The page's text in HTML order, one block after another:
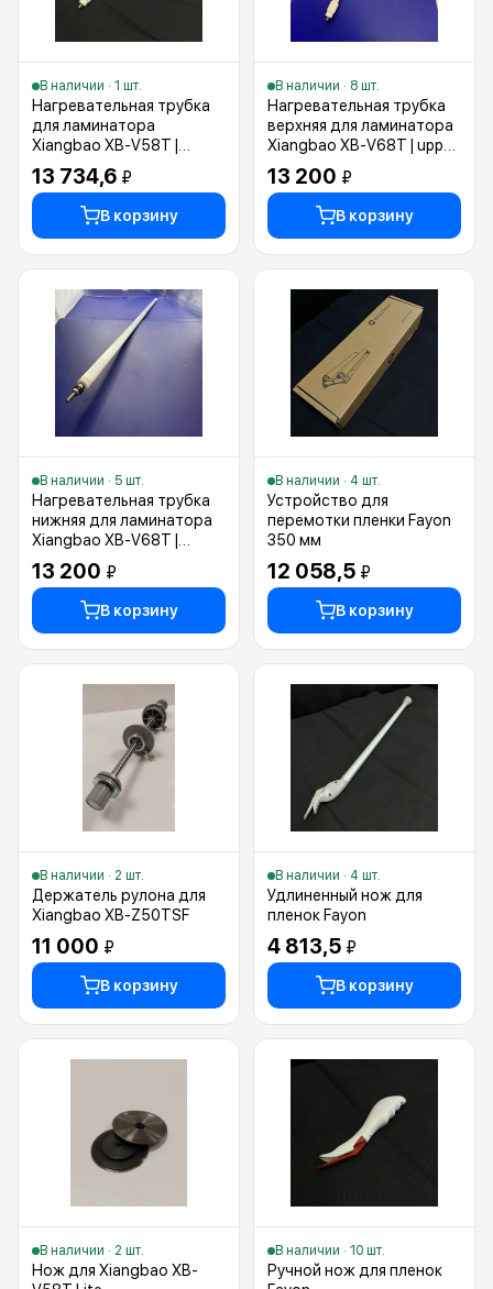
В наличии · 1 шт.
Нагревательная трубка
для ламинатора
Xiangbao XB-V58T |
Heating tube
13 734,6 ₽
В корзину
В наличии · 8 шт.
Нагревательная трубка
верхняя для ламинатора
Xiangbao XB-V68T | upper
lamp
13 200 ₽
В корзину
В наличии · 5 шт.
Нагревательная трубка
нижняя для ламинатора
Xiangbao XB-V68T |
Bottom lamp
13 200 ₽
В корзину
В наличии · 4 шт.
Устройство для
перемотки пленки Fayon
350 мм
12 058,5 ₽
В корзину
В наличии · 2 шт.
Держатель рулона для
Xiangbao XB-Z50TSF
11 000 ₽
В корзину
В наличии · 4 шт.
Удлиненный нож для
пленок Fayon
4 813,5 ₽
В корзину
В наличии · 2 шт.
Нож для Xiangbao XB-
В наличии · 10 шт.
Ручной нож для пленок